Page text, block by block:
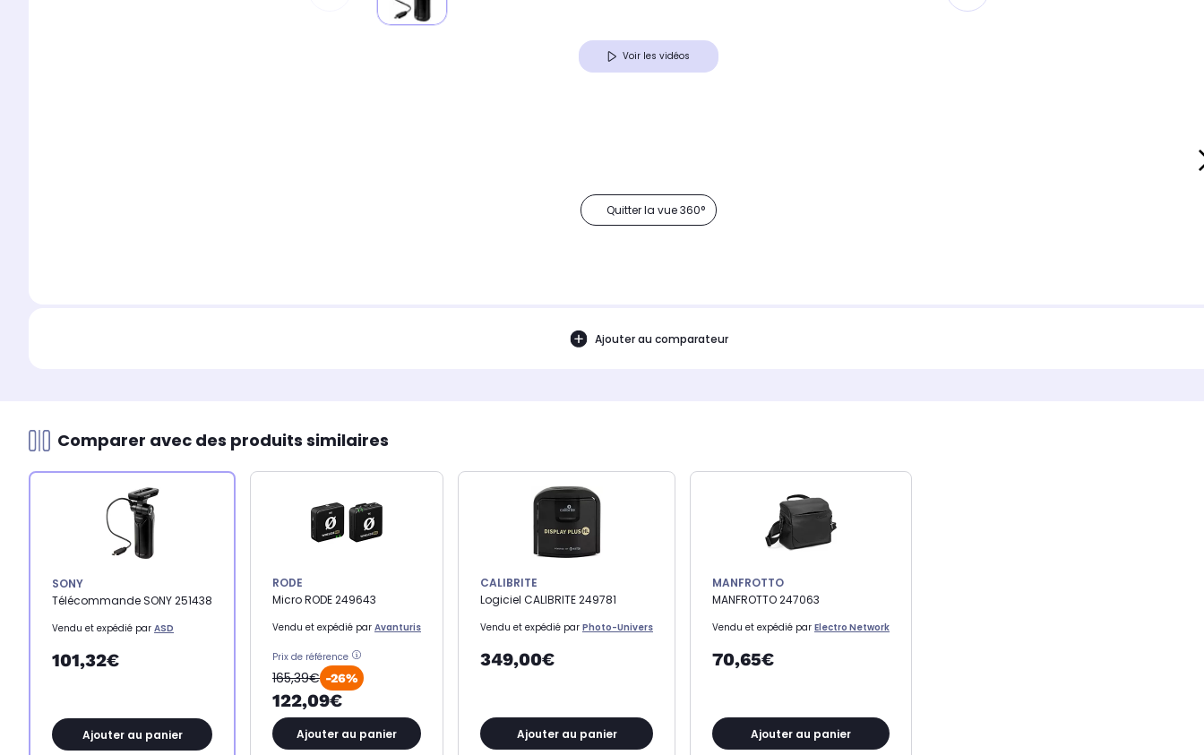
Voir les vidéos
Quitter la vue 360°
Ajouter au comparateur
Comparer avec des produits similaires
SONY
Télécommande SONY 251438
Vendu et expédié par ASD
101,32€
Ajouter au panier
RODE
Micro RODE 249643
Vendu et expédié par Avanturis
Prix de référence
165,39€ -26%
122,09€
Ajouter au panier
CALIBRITE
Logiciel CALIBRITE 249781
Vendu et expédié par Photo-Univers
349,00€
Ajouter au panier
MANFROTTO
MANFROTTO 247063
Vendu et expédié par Electro Network
70,65€
Ajouter au panier